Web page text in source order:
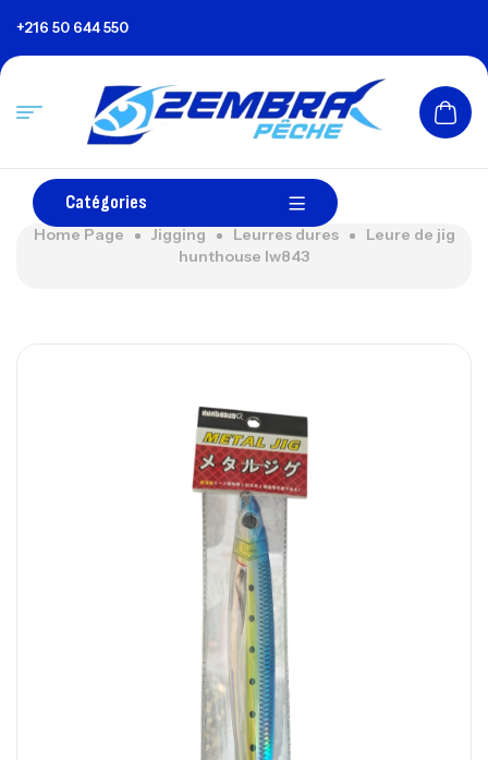
+216 50 644 550
Catégories
Home Page Jigging Leurres dures
Leure de jig
hunthouse lw843